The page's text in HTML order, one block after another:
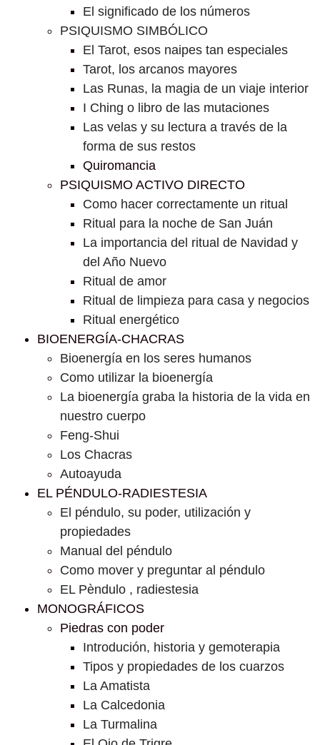
El significado de los números
PSIQUISMO SIMBÓLICO
El Tarot, esos naipes tan especiales
Tarot, los arcanos mayores
Las Runas, la magia de un viaje interior
I Ching o libro de las mutaciones
Las velas y su lectura a través de la
forma de sus restos
Quiromancia
PSIQUISMO ACTIVO DIRECTO
Como hacer correctamente un ritual
Ritual para la noche de San Juán
La importancia del ritual de Navidad y
del Año Nuevo
Ritual de amor
Ritual de limpieza para casa y negocios
Ritual energético
BIOENERGÍA-CHACRAS
Bioenergía en los seres humanos
Como utilizar la bioenergía
La bioenergía graba la historia de la vida en
nuestro cuerpo
Feng-Shui
Los Chacras
Autoayuda
EL PÉNDULO-RADIESTESIA
El péndulo, su poder, utilización y
propiedades
Manual del péndulo
Como mover y preguntar al péndulo
EL Pèndulo , radiestesia
MONOGRÁFICOS
Piedras con poder
Introdución, historia y gemoterapia
Tipos y propiedades de los cuarzos
La Amatista
La Calcedonia
La Turmalina